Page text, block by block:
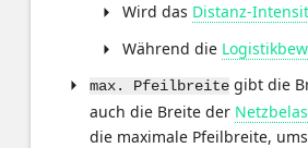
Wird das Distanz-
Während die
max. Pfeilbreite gibt die
auch die Breite der
die maximale Pfeilbreite,